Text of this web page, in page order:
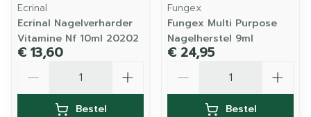
Ecrinal
Ecrinal Nagelverharder
Vitamine Nf 10ml 20202
€ 13,60
Bestel
Fungex
Fungex Multi Purpose
Nagelherstel 9ml
€ 24,95
Bestel